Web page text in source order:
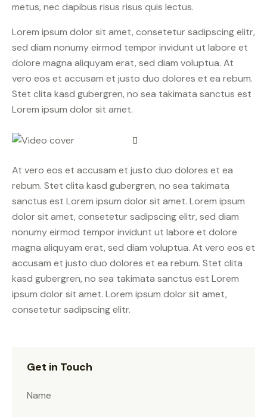
metus, nec dapibus risus risus quis lectus.
Lorem ipsum dolor sit amet, consetetur sadipscing elitr,
sed diam nonumy eirmod tempor invidunt ut labore et
dolore magna aliquyam erat, sed diam voluptua. At
vero eos et accusam et justo duo dolores et ea rebum.
Stet clita kasd gubergren, no sea takimata sanctus est
Lorem ipsum dolor sit amet.
At vero eos et accusam et justo duo dolores et ea
rebum. Stet clita kasd gubergren, no sea takimata
sanctus est Lorem ipsum dolor sit amet. Lorem ipsum
dolor sit amet, consetetur sadipscing elitr, sed diam
nonumy eirmod tempor invidunt ut labore et dolore
magna aliquyam erat, sed diam voluptua. At vero eos et
accusam et justo duo dolores et ea rebum. Stet clita
kasd gubergren, no sea takimata sanctus est Lorem
ipsum dolor sit amet. Lorem ipsum dolor sit amet,
consetetur sadipscing elitr.
Get in Touch